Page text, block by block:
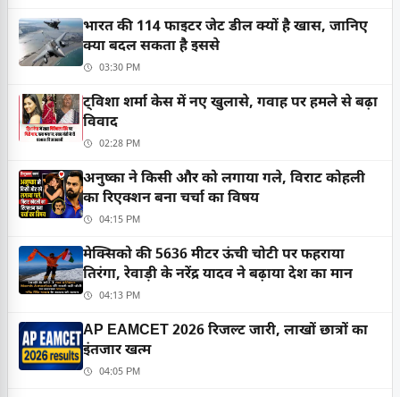
भारत की 114 फाइटर जेट डील क्यों है खास, जानिए
क्या बदल सकता है इससे
03:30 PM
ट्विशा शर्मा केस में नए खुलासे, गवाह पर हमले से बढ़ा
विवाद
02:28 PM
अनुष्का ने किसी और को लगाया गले, विराट कोहली
का रिएक्शन बना चर्चा का विषय
04:15 PM
मेक्सिको की 5636 मीटर ऊंची चोटी पर फहराया
तिरंगा, रेवाड़ी के नरेंद्र यादव ने बढ़ाया देश का मान
04:13 PM
AP EAMCET 2026 रिजल्ट जारी, लाखों छात्रों का
इंतजार खत्म
04:05 PM